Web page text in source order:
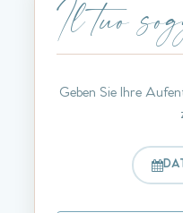
Il tuo
Geben Sie Ihre